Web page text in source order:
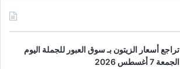
تراجع أسعار الزيتون بـ سوق العبور للجملة اليوم
الجمعة 7 أغسطس 2026